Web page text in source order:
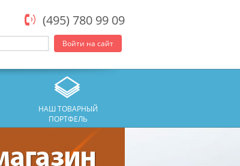
(495) 780 99 09
Войти на сайт
НАШ ТОВАРНЫЙ
ПОРТФЕЛЬ